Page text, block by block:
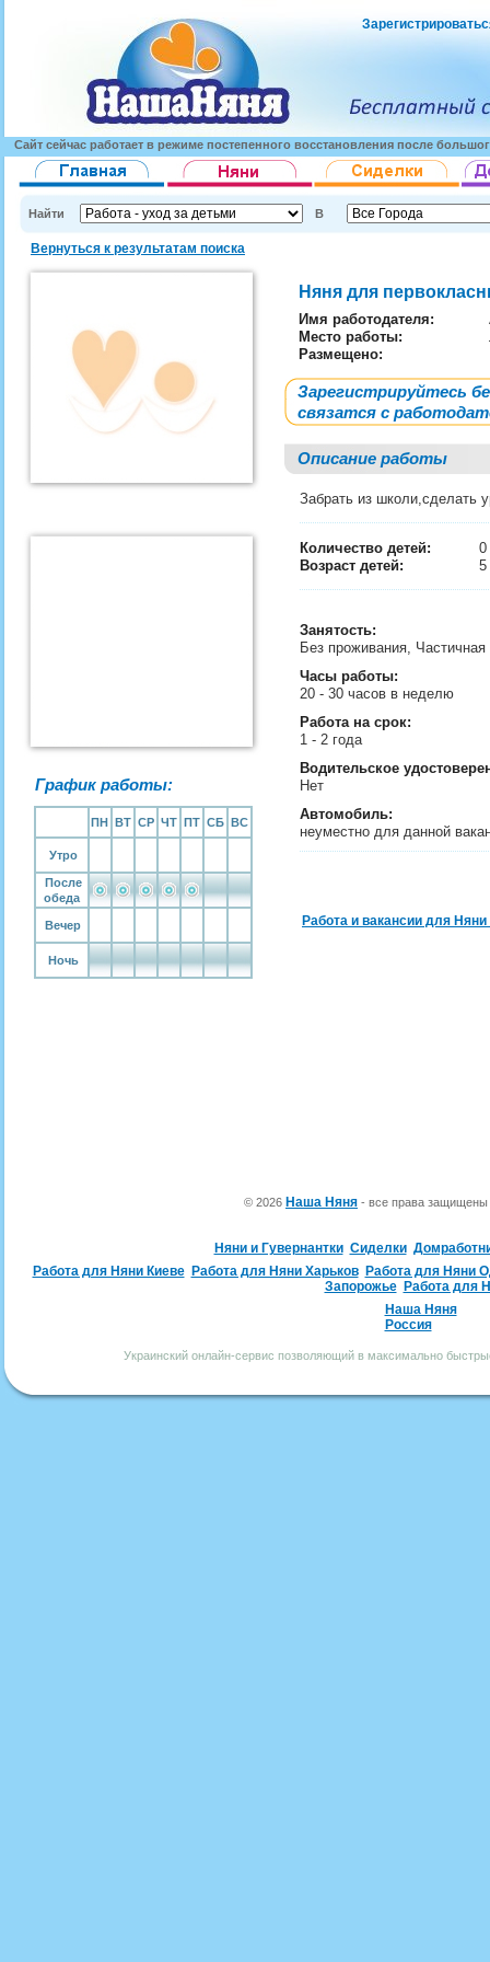
Сайт сейчас работает в режиме постепенного восстановления после
Найти В
Вернуться к результатам поиска
График работы:
ПН ВТ СР ЧТ ПТ СБ ВС
Утро
После
обеда
Вечер
Ночь
Няня для
Имя работодателя:
Место работы:
Размещено:
Зарегистрируйтесь
связатся с
Описание работы
Забрать из школи,сделать
Количество детей:
0
Возраст детей:
Занятость:
Без проживания, Частичная
Часы работы:
20 - 30 часов в неделю
Работа на срок:
1 - 2 года
Водительское
Нет
Автомобиль:
неуместно для данной
Работа и вакансии для
© 2026 Наша Няня - все права
Няни и Гувернантки Сиделки
Работа для Няни Киеве
Работа для Няни Харьков
Работа для Няни
Запорожье
Работа для
Наша Няня
Россия
Украинский онлайн-сервис позволяющий в максимально